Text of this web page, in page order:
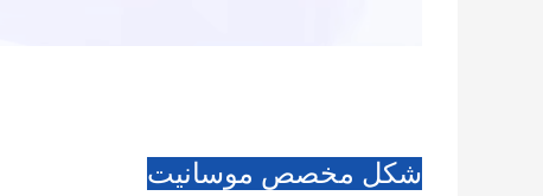
شكل مخصص موسانيت